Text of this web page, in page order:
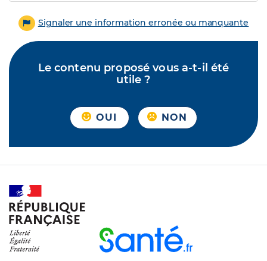
Signaler une information erronée ou manquante
Le contenu proposé vous a-t-il été
utile ?
OUI NON